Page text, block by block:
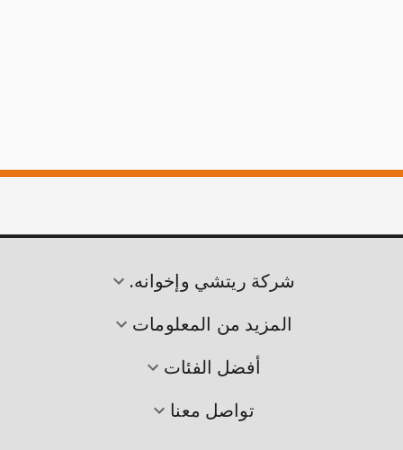
شركة ريتشي وإخوانه.
المزيد من المعلومات
أفضل الفئات
تواصل معنا